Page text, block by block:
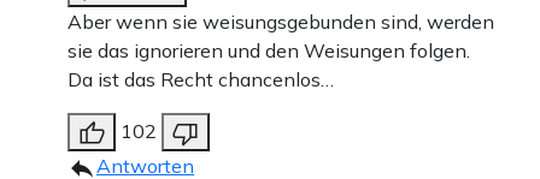
Aber wenn sie weisungsgebunden sind, werden
sie das ignorieren und den Weisungen folgen.
Da ist das Recht chancenlos…
102
Antworten